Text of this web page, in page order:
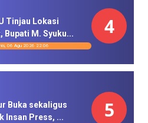
Tinjau Lokasi
Bupati M. Syuku...
06 Agu 2026 22:06
4
Buka sekaligus
Insan Press, ...
5